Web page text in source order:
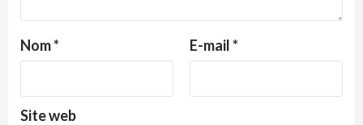
Nom* E-mail*
Site web